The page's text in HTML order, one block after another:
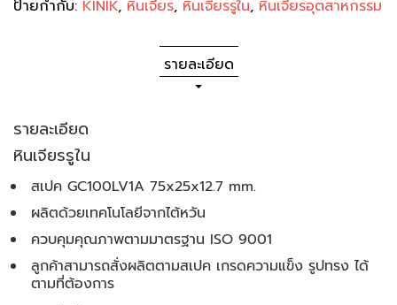
ป้ายกำกับ: KINIK, หินเจียร, หินเจียรรูใน, หินเจียรอุตสาหกรรม
รายละเอียด
รายละเอียด
หินเจียรรูใน
สเปค GC100LV1A 75x25x12.7 mm.
ผลิตด้วยเทคโนโลยีจากไต้หวัน
ควบคุมคุณภาพตามมาตรฐาน ISO 9001
ลูกค้าสามารถสั่งผลิตตามสเปค เกรดความแข็ง รูปทรง ได้
ตามที่ต้องการ